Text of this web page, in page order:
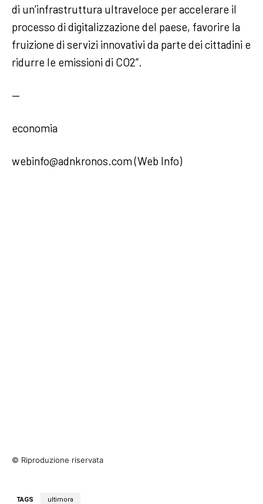
di un’infrastruttura ultraveloce per accelerare il
processo di digitalizzazione del paese, favorire la
fruizione di servizi innovativi da parte dei cittadini e
ridurre le emissioni di CO2”.
—
economia
webinfo@adnkronos.com (Web Info)
© Riproduzione riservata
TAGS ultimora